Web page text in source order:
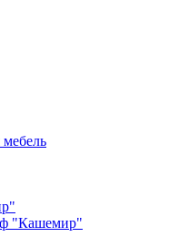
"Кашемир"